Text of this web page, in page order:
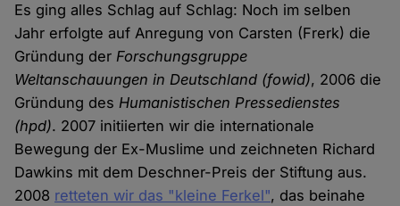
Es ging alles Schlag auf Schlag: Noch im selben
Jahr erfolgte auf Anregung von Carsten (Frerk) die
Gründung derForschungsgruppe
Weltanschauungen in Deutschland (fowid), 2006 die
Gründung desHumanistischen Pressedienstes
(hpd). 2007 initiierten wir die internationale
Bewegung der Ex-Muslime und zeichneten Richard
Dawkins mit dem Deschner-Preis der Stiftung aus.
2008 retteten wir das "kleine Ferkel", das beinahe